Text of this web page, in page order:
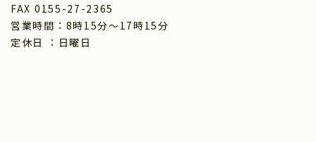
FAX 0155-27-2365
営業時間：8時15分～17時15分
定休日 ：日曜日